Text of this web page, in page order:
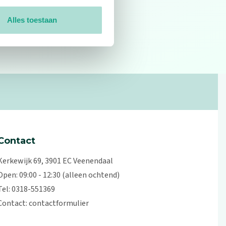
Alles toestaan
69, 3901 EC Veenendaal
09:00 - 12:30 (alleen ochtend)
0318-551369
contactformulier